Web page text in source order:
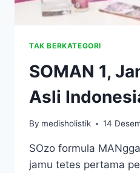
TAK BERKATEGORI
SOMAN 1,
Asli
By medisholistik 14
SOzo formula
jamu tetes pertama